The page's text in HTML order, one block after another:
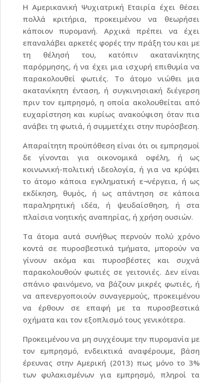
Η Αμερικανική Ψυχιατρική Εταιρία έχει θέσει
πολλά κριτήρια, προκειμένου να θεωρήσει
κάποιον πυρομανή. Αρχικά πρέπει να έχει
επαναλάβει αρκετές φορές την πράξη του και με
τη θέλησή του, κατόπιν ακατανίκητης
παρόρμησης, ή να έχει μια ισχυρή επιθυμία να
παρακολουθεί φωτιές. Το άτομο νιώθει μια
ακατανίκητη ένταση, ή συγκινησιακή διέγερση
πριν τον εμπρησμό, η οποία ακολουθείται από
ευχαρίστηση και κυρίως ανακούφιση όταν πια
ανάβει τη φωτιά, ή συμμετέχει στην πυρόσβεση.
Απαραίτητη προϋπόθεση είναι ότι οι εμπρησμοί
δε γίνονται για οικονομικά οφέλη, ή ως
κοινωνική-πολιτική ιδεολογία, ή για να κρύψει
το άτομο κάποια εγκληματική ε¬νέργεια, ή ως
εκδίκηση, θυμός, ή ως απάντηση σε κάποια
παραληρητική ιδέα, ή ψευδαίσθηση, ή στα
πλαίσια νοητικής αναπηρίας, ή χρήση ουσιών.
Τα άτομα αυτά συνήθως περνούν πολύ χρόνο
κοντά σε πυροσβεστικά τμήματα, μπορούν να
γίνουν ακόμα και πυροσβέστες και συχνά
παρακολουθούν φωτιές σε γειτονιές. Δεν είναι
σπάνιο φαινόμενο, να βάζουν μικρές φωτιές, ή
να απενεργοποιούν συναγερμούς, προκειμένου
να έρθουν σε επαφή με τα πυροσβεστικά
οχήματα και τον εξοπλισμό τους γενικότερα.
Προκειμένου να μη συγχέουμε την πυρομανία με
τον εμπρησμό, ενδεικτικά αναφέρουμε, βάση
έρευνας στην Αμερική (2013) πως μόνο το 3%
των φυλακισμένων για εμπρησμό, πληροί τα